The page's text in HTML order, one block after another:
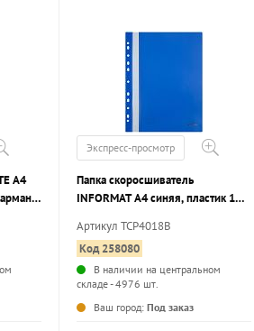
А4
Экспресс-просмотр
Папка скоросшиватель
INFORMAT А4 синяя, пластик 180
перфорацией
Артикул TCP4018B
Код 258080
В наличии на центральном
складе - 4976 шт.
Ваш город: Под заказ